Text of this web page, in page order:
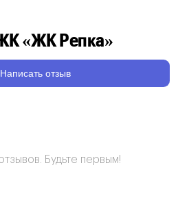
«ЖК Репка»
Написать отзыв
Будьте первым!